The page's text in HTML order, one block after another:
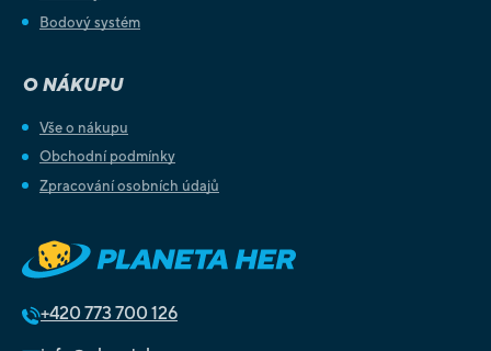
Bodový systém
O NÁKUPU
Vše o nákupu
Obchodní podmínky
Zpracování osobních údajů
+420 773 700 126